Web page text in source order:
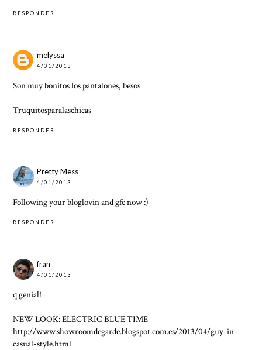
RESPONDER
melyssa
4/01/2013
Son muy bonitos los pantalones, besos
Truquitosparalaschicas
RESPONDER
Pretty Mess
4/01/2013
Following your bloglovin and gfc now :)
RESPONDER
fran
4/01/2013
q genial!
NEW LOOK: ELECTRIC BLUE TIME
http://www.showroomdegarde.blogspot.com.es/2013/04/guy-in-
casual-style.html